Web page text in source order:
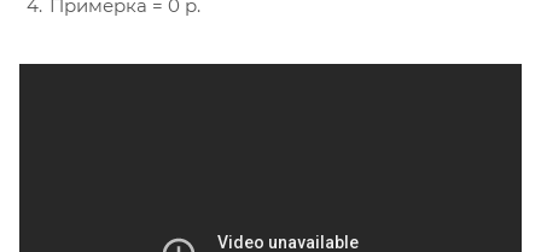
Примерка = 0 р.